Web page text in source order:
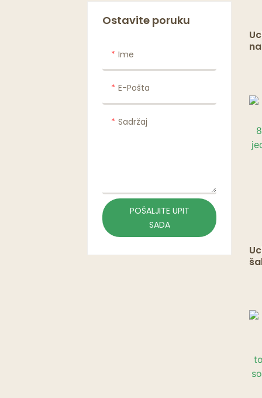
Poklopci za šalice
jednokratnu
Papir za filtriranje
kave
Ostavite poruku
Ime
E-Pošta
Sadržaj
POŠALJITE UPIT
SADA